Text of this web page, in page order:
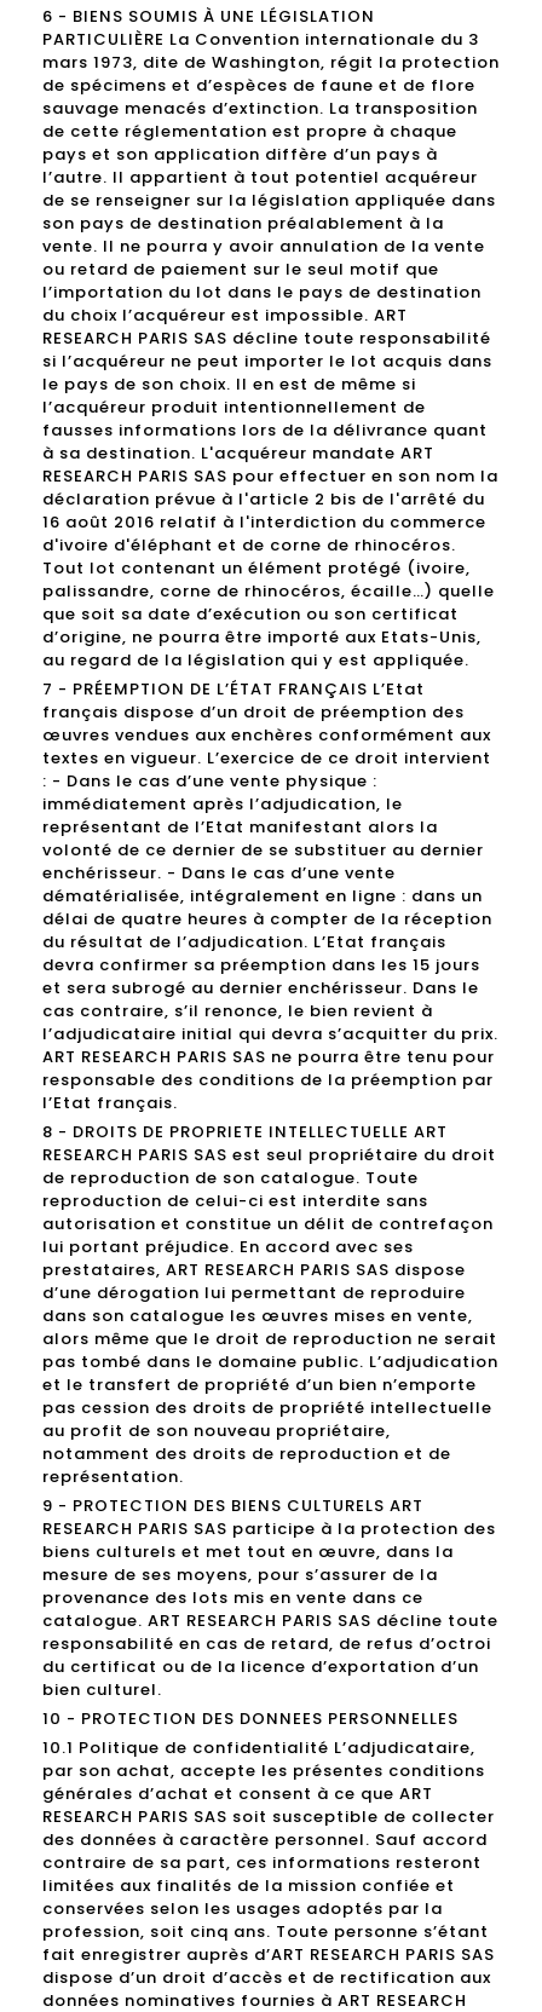
6 - BIENS SOUMIS À UNE LÉGISLATION
PARTICULIÈRE La Convention internationale du 3
mars 1973, dite de Washington, régit la protection
de spécimens et d’espèces de faune et de flore
sauvage menacés d’extinction. La transposition
de cette réglementation est propre à chaque
pays et son application diffère d’un pays à
l’autre. Il appartient à tout potentiel acquéreur
de se renseigner sur la législation appliquée dans
son pays de destination préalablement à la
vente. Il ne pourra y avoir annulation de la vente
ou retard de paiement sur le seul motif que
l’importation du lot dans le pays de destination
du choix l’acquéreur est impossible. ART
RESEARCH PARIS SAS décline toute responsabilité
si l’acquéreur ne peut importer le lot acquis dans
le pays de son choix. Il en est de même si
l’acquéreur produit intentionnellement de
fausses informations lors de la délivrance quant
à sa destination. L'acquéreur mandate ART
RESEARCH PARIS SAS pour effectuer en son nom la
déclaration prévue à l'article 2 bis de l'arrêté du
16 août 2016 relatif à l'interdiction du commerce
d'ivoire d'éléphant et de corne de rhinocéros.
Tout lot contenant un élément protégé (ivoire,
palissandre, corne de rhinocéros, écaille…) quelle
que soit sa date d’exécution ou son certificat
d’origine, ne pourra être importé aux Etats-Unis,
au regard de la législation qui y est appliquée.
7 - PRÉEMPTION DE L’ÉTAT FRANÇAIS L’Etat
français dispose d’un droit de préemption des
œuvres vendues aux enchères conformément aux
textes en vigueur. L’exercice de ce droit intervient
: - Dans le cas d’une vente physique :
immédiatement après l’adjudication, le
représentant de l’Etat manifestant alors la
volonté de ce dernier de se substituer au dernier
enchérisseur. - Dans le cas d’une vente
dématérialisée, intégralement en ligne : dans un
délai de quatre heures à compter de la réception
du résultat de l’adjudication. L’Etat français
devra confirmer sa préemption dans les 15 jours
et sera subrogé au dernier enchérisseur. Dans le
cas contraire, s’il renonce, le bien revient à
l’adjudicataire initial qui devra s’acquitter du prix.
ART RESEARCH PARIS SAS ne pourra être tenu pour
responsable des conditions de la préemption par
l’Etat français.
8 - DROITS DE PROPRIETE INTELLECTUELLE ART
RESEARCH PARIS SAS est seul propriétaire du droit
de reproduction de son catalogue. Toute
reproduction de celui-ci est interdite sans
autorisation et constitue un délit de contrefaçon
lui portant préjudice. En accord avec ses
prestataires, ART RESEARCH PARIS SAS dispose
d’une dérogation lui permettant de reproduire
dans son catalogue les œuvres mises en vente,
alors même que le droit de reproduction ne serait
pas tombé dans le domaine public. L’adjudication
et le transfert de propriété d’un bien n’emporte
pas cession des droits de propriété intellectuelle
au profit de son nouveau propriétaire,
notamment des droits de reproduction et de
représentation.
9 - PROTECTION DES BIENS CULTURELS ART
RESEARCH PARIS SAS participe à la protection des
biens culturels et met tout en œuvre, dans la
mesure de ses moyens, pour s’assurer de la
provenance des lots mis en vente dans ce
catalogue. ART RESEARCH PARIS SAS décline toute
responsabilité en cas de retard, de refus d’octroi
du certificat ou de la licence d’exportation d’un
bien culturel.
10 - PROTECTION DES DONNEES PERSONNELLES
10.1 Politique de confidentialité L’adjudicataire,
par son achat, accepte les présentes conditions
générales d’achat et consent à ce que ART
RESEARCH PARIS SAS soit susceptible de collecter
des données à caractère personnel. Sauf accord
contraire de sa part, ces informations resteront
limitées aux finalités de la mission confiée et
conservées selon les usages adoptés par la
profession, soit cinq ans. Toute personne s’étant
fait enregistrer auprès d’ART RESEARCH PARIS SAS
dispose d’un droit d’accès et de rectification aux
données nominatives fournies à ART RESEARCH